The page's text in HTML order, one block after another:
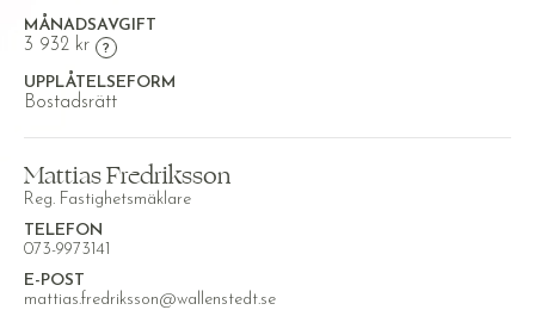
MÅNADSAVGIFT
3 932 kr
UPPLÅTELSEFORM
Bostadsrätt
Mattias Fredriksson
Reg. Fastighetsmäklare
TELEFON
073-9973141
E-POST
mattias.fredriksson@wallenstedt.se